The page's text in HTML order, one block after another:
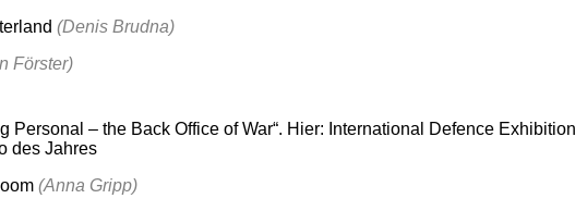
(Denis Brudna)
Förster)
Personal – the Back Office of War“. Hier: International Defence
des Jahres
(Anna Gripp)